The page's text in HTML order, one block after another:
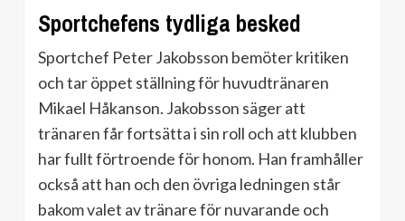
Sportchefens tydliga besked
Sportchef Peter Jakobsson bemöter kritiken
och tar öppet ställning för huvudtränaren
Mikael Håkanson. Jakobsson säger att
tränaren får fortsätta i sin roll och att klubben
har fullt förtroende för honom. Han framhåller
också att han och den övriga ledningen står
bakom valet av tränare för nuvarande och